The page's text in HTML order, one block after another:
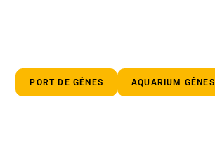
PORT DE GÊNES AQUARIUM GÊNES